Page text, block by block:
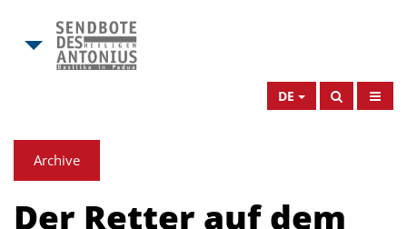
DE
Archive
Der Retter auf dem